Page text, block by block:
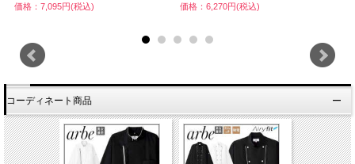
価格：7,095円(税込) 価格：6,270円(税込)
コーディネート商品